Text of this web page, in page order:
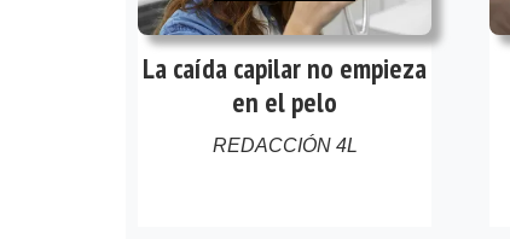
La caída capilar no empieza
en el pelo
REDACCIÓN 4L